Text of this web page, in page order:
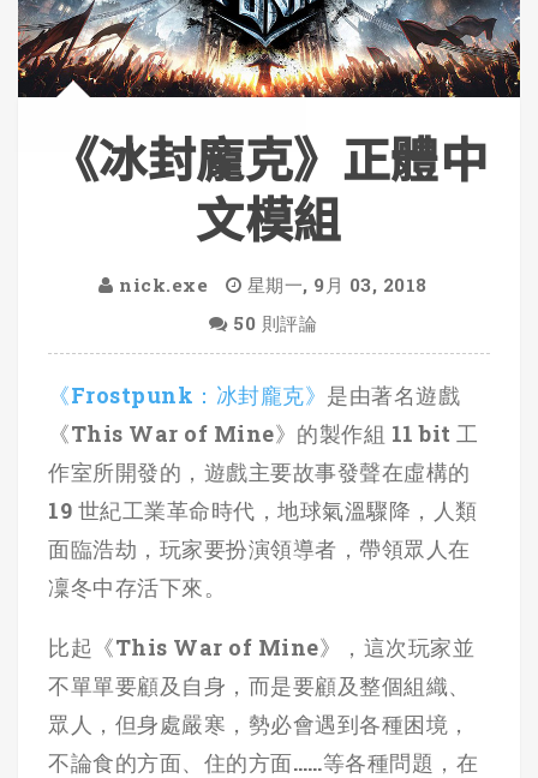
《冰封龐克》正體中
文模組
nick.exe
星期一, 9月 03, 2018
50 則評論
《Frostpunk：冰封龐克》 是由著名遊戲
《This War of Mine》的製作組 11 bit 工
作室所開發的，遊戲主要故事發聲在虛構的
19 世紀工業革命時代，地球氣溫驟降，人類
面臨浩劫，玩家要扮演領導者，帶領眾人在
凜冬中存活下來。
比起《This War of Mine》，這次玩家並
不單單要顧及自身，而是要顧及整個組織、
眾人，但身處嚴寒，勢必會遇到各種困境，
不論食的方面、住的方面……等各種問題，在